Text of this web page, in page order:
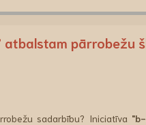
pārrobežu
sadarbību? Iniciatīva